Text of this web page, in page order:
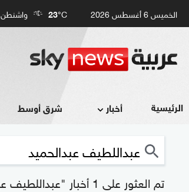
الخميس 6 أغسطس 2026 23°C واشنطن
الرئيسية أخبار شرق أوسط
تم العثور على 1 أخبار "عبداللطيف عبدالحميد"